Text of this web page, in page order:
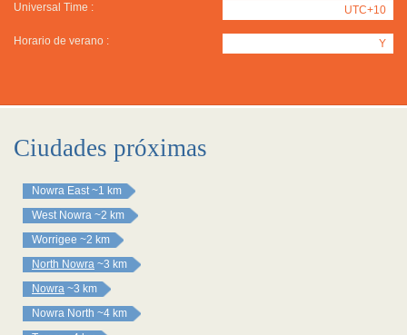
Universal Time : UTC+10
Horario de verano : Y
Ciudades próximas
Nowra East ~1 km
West Nowra ~2 km
Worrigee ~2 km
North Nowra ~3 km
Nowra ~3 km
Nowra North ~4 km